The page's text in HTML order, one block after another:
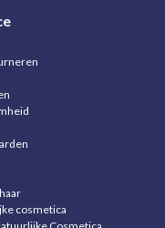
cosmetica